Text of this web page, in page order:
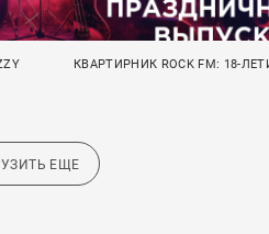
КВАРТИРНИК ROCK FM: 18-
ЕЩЕ